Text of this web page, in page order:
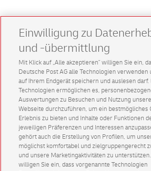
Einwilligung zu
und -übermittlung
Mit Klick auf „Alle akzeptieren” willigen Sie ein,
Deutsche Post AG alle Technologien verwenden
auf Ihrem Endgerät speichern und auslesen darf.
Technologien ermöglichen es,
Auswertungen zu Besuchen und Nutzung
Webseite durchzuführen, um ein bestmögliches
Erlebnis zu bieten und Inhalte oder Funktionen
jeweiligen Präferenzen und Interessen
gehört auch die Erstellung von Profilen, um
möglichst komfortabel und zielgruppengerecht
und unsere Marketingaktivitäten zu
willigen Sie ein, dass vorgenannte Technologien